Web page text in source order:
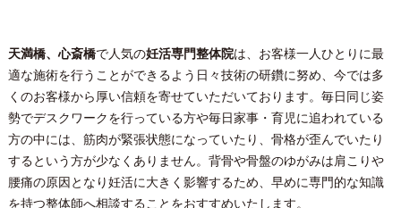
天満橋、心斎橋で人気の妊活専門整体院は、お客様一人ひとりに最
適な施術を行うことができるよう日々技術の研鑽に努め、今では多
くのお客様から厚い信頼を寄せていただいております。毎日同じ姿
勢でデスクワークを行っている方や毎日家事・育児に追われている
方の中には、筋肉が緊張状態になっていたり、骨格が歪んでいたり
するという方が少なくありません。背骨や骨盤のゆがみは肩こりや
腰痛の原因となり妊活に大きく影響するため、早めに専門的な知識